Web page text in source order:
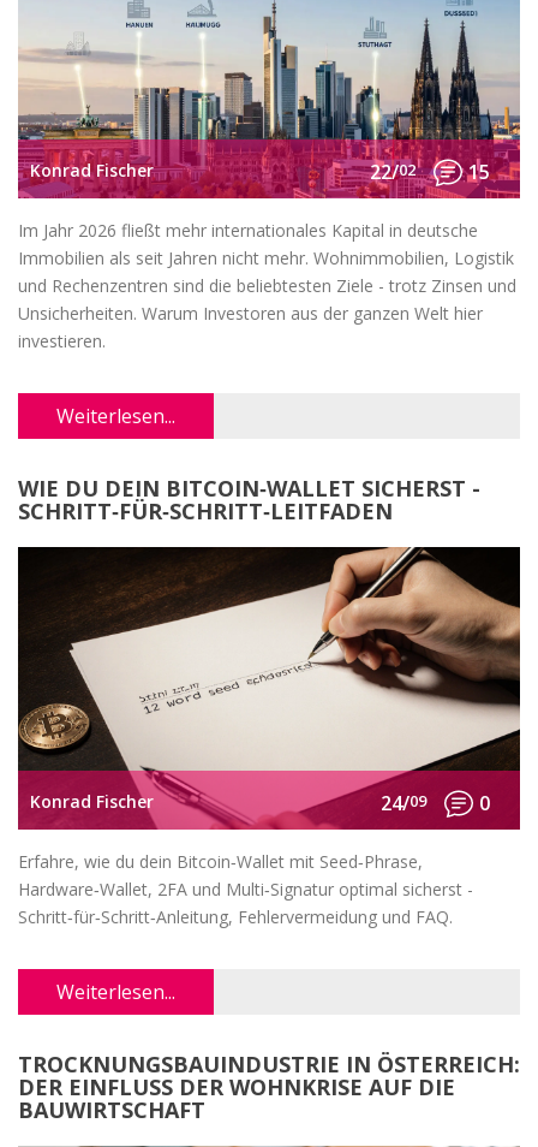
Konrad Fischer 22/02 15
Im Jahr 2026 fließt mehr internationales Kapital in deutsche
Immobilien als seit Jahren nicht mehr. Wohnimmobilien, Logistik
und Rechenzentren sind die beliebtesten Ziele - trotz Zinsen und
Unsicherheiten. Warum Investoren aus der ganzen Welt hier
investieren.
Weiterlesen...
WIE DU DEIN BITCOIN‑WALLET SICHERST -
SCHRITT‑FÜR‑SCHRITT‑LEITFADEN
Konrad Fischer 24/09 0
Erfahre, wie du dein Bitcoin‑Wallet mit Seed‑Phrase,
Hardware‑Wallet, 2FA und Multi‑Signatur optimal sicherst -
Schritt‑für‑Schritt‑Anleitung, Fehlervermeidung und FAQ.
Weiterlesen...
TROCKNUNGSBAUINDUSTRIE IN ÖSTERREICH:
DER EINFLUSS DER WOHNKRISE AUF DIE
BAUWIRTSCHAFT